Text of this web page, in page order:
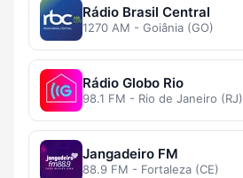
Rádio Brasil Central
1270 AM - Goiânia (GO)
Rádio Globo Rio
98.1 FM - Rio de Janeiro (RJ)
Jangadeiro FM
88.9 FM - Fortaleza (CE)